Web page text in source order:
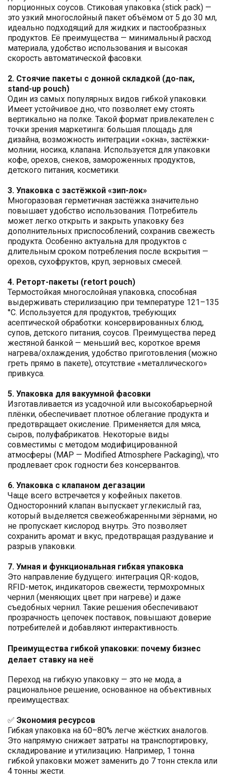
порционных соусов. Стиковая упаковка (stick pack) —
это узкий многослойный пакет объёмом от 5 до 30 мл,
идеально подходящий для жидких и пастообразных
продуктов. Её преимущества — минимальный расход
материала, удобство использования и высокая
скорость автоматической фасовки.
2. Стоячие пакеты с донной складкой (до-пак,
stand-up pouch)
Один из самых популярных видов гибкой упаковки.
Имеет устойчивое дно, что позволяет ему стоять
вертикально на полке. Такой формат привлекателен с
точки зрения маркетинга: большая площадь для
дизайна, возможность интеграции «окна», застёжки-
молнии, носика, клапана. Используется для упаковки
кофе, орехов, снеков, замороженных продуктов,
детского питания, косметики.
3. Упаковка с застёжкой «зип-лок»
Многоразовая герметичная застёжка значительно
повышает удобство использования. Потребитель
может легко открыть и закрыть упаковку без
дополнительных приспособлений, сохранив свежесть
продукта. Особенно актуальна для продуктов с
длительным сроком потребления после вскрытия —
орехов, сухофруктов, круп, зерновых смесей.
4. Реторт-пакеты (retort pouch)
Термостойкая многослойная упаковка, способная
выдерживать стерилизацию при температуре 121–135
°C. Используется для продуктов, требующих
асептической обработки: консервированных блюд,
супов, детского питания, соусов. Преимущества перед
жестяной банкой — меньший вес, короткое время
нагрева/охлаждения, удобство приготовления (можно
греть прямо в пакете), отсутствие «металлического»
привкуса.
5. Упаковка для вакуумной фасовки
Изготавливается из усадочной или высокобарьерной
плёнки, обеспечивает плотное облегание продукта и
предотвращает окисление. Применяется для мяса,
сыров, полуфабрикатов. Некоторые виды
совместимы с методом модифицированной
атмосферы (MAP — Modified Atmosphere Packaging), что
продлевает срок годности без консервантов.
6. Упаковка с клапаном дегазации
Чаще всего встречается у кофейных пакетов.
Односторонний клапан выпускает углекислый газ,
который выделяется свежеобжаренными зёрнами, но
не пропускает кислород внутрь. Это позволяет
сохранить аромат и вкус, предотвращая раздувание и
разрыв упаковки.
7. Умная и функциональная гибкая упаковка
Это направление будущего: интеграция QR-кодов,
RFID-меток, индикаторов свежести, термохромных
чернил (меняющих цвет при нагреве) и даже
съедобных чернил. Такие решения обеспечивают
прозрачность цепочек поставок, повышают доверие
потребителей и добавляют интерактивность.
Преимущества гибкой упаковки: почему бизнес
делает ставку на неё
Переход на гибкую упаковку — это не мода, а
рациональное решение, основанное на объективных
преимуществах:
✅ Экономия ресурсов
Гибкая упаковка на 60–80% легче жёстких аналогов.
Это напрямую снижает затраты на транспортировку,
складирование и утилизацию. Например, 1 тонна
гибкой упаковки может заменить до 7 тонн стекла или
4 тонны жести.